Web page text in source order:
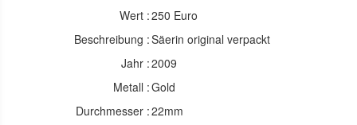
Wert :250 Euro
Beschreibung :Säerin original verpackt
Jahr :2009
Metall :Gold
Durchmesser :22mm